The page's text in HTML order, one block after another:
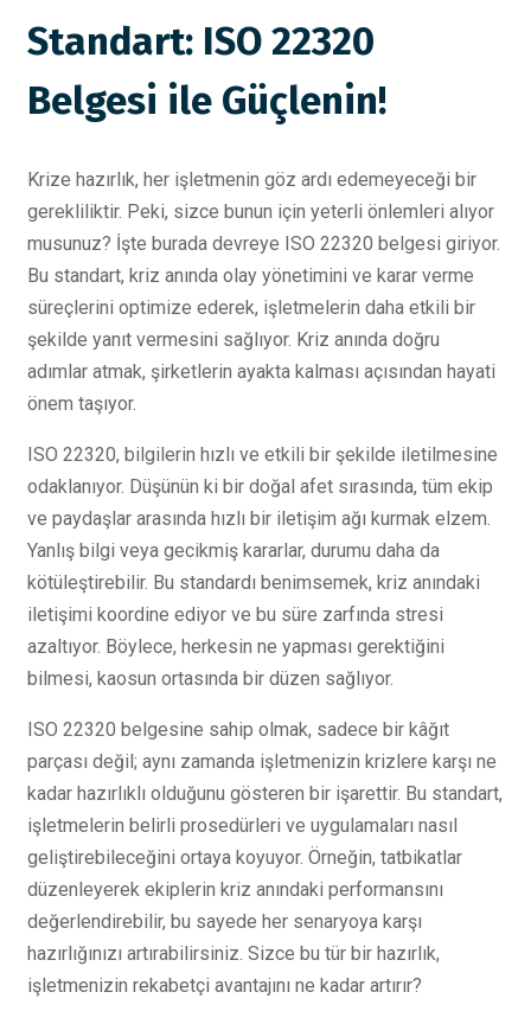
Standart: ISO 22320
Belgesi ile Güçlenin!
Krize hazırlık, her işletmenin göz ardı edemeyeceği bir
gerekliliktir. Peki, sizce bunun için yeterli önlemleri alıyor
musunuz? İşte burada devreye ISO 22320 belgesi giriyor.
Bu standart, kriz anında olay yönetimini ve karar verme
süreçlerini optimize ederek, işletmelerin daha etkili bir
şekilde yanıt vermesini sağlıyor. Kriz anında doğru
adımlar atmak, şirketlerin ayakta kalması açısından hayati
önem taşıyor.
ISO 22320, bilgilerin hızlı ve etkili bir şekilde iletilmesine
odaklanıyor. Düşünün ki bir doğal afet sırasında, tüm ekip
ve paydaşlar arasında hızlı bir iletişim ağı kurmak elzem.
Yanlış bilgi veya gecikmiş kararlar, durumu daha da
kötüleştirebilir. Bu standardı benimsemek, kriz anındaki
iletişimi koordine ediyor ve bu süre zarfında stresi
azaltıyor. Böylece, herkesin ne yapması gerektiğini
bilmesi, kaosun ortasında bir düzen sağlıyor.
ISO 22320 belgesine sahip olmak, sadece bir kâğıt
parçası değil; aynı zamanda işletmenizin krizlere karşı ne
kadar hazırlıklı olduğunu gösteren bir işarettir. Bu standart,
işletmelerin belirli prosedürleri ve uygulamaları nasıl
geliştirebileceğini ortaya koyuyor. Örneğin, tatbikatlar
düzenleyerek ekiplerin kriz anındaki performansını
değerlendirebilir, bu sayede her senaryoya karşı
hazırlığınızı artırabilirsiniz. Sizce bu tür bir hazırlık,
işletmenizin rekabetçi avantajını ne kadar artırır?